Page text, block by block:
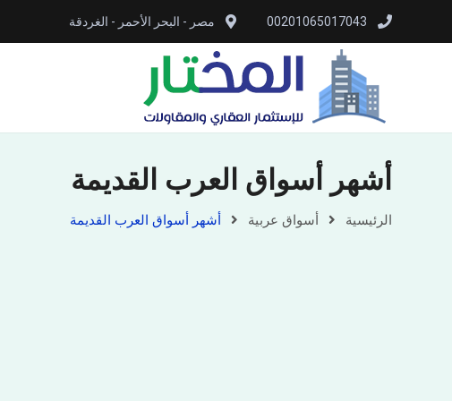
00201065017043 مصر - البحر الأحمر - الغردقة
أشهر أسواق العرب القديمة
الرئيسية أسواق عربية أشهر أسواق العرب القديمة